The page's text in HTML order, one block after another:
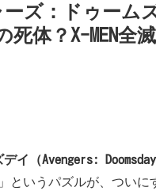
ズ：ドゥーム
死体？X-MEN全
イ（Avengers: Doomsday
いうパズルが、ついに